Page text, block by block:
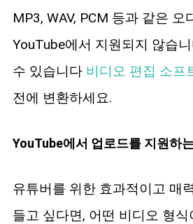
MP3, WAV, PCM 등과 같은 오
YouTube에서 지원되지 않습
수 있습니다 비디오 편집 소프
전에 변환하세요.
YouTube에서 업로드를 지원하
유튜버를 위한 효과적이고 매
들고 싶다면, 어떤 비디오 형